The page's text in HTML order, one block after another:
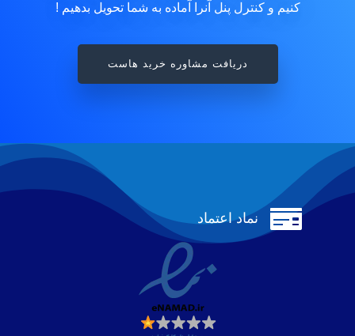
کنیم و کنترل پنل آنرا آماده به شما تحویل بدهیم !
دریافت مشاوره خرید هاست
 نماد اعتماد